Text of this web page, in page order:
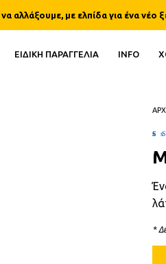
αλλάξουμε, με ελπίδα για ένα
ΕΙΔΙΚΗ ΠΑΡΑΓΓΕΛΙΑ INFO
5.00
*